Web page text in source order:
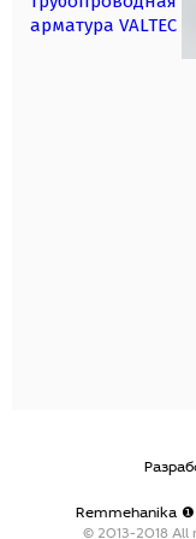
арматура VALTEC
Remmehanika
© 2013-2018